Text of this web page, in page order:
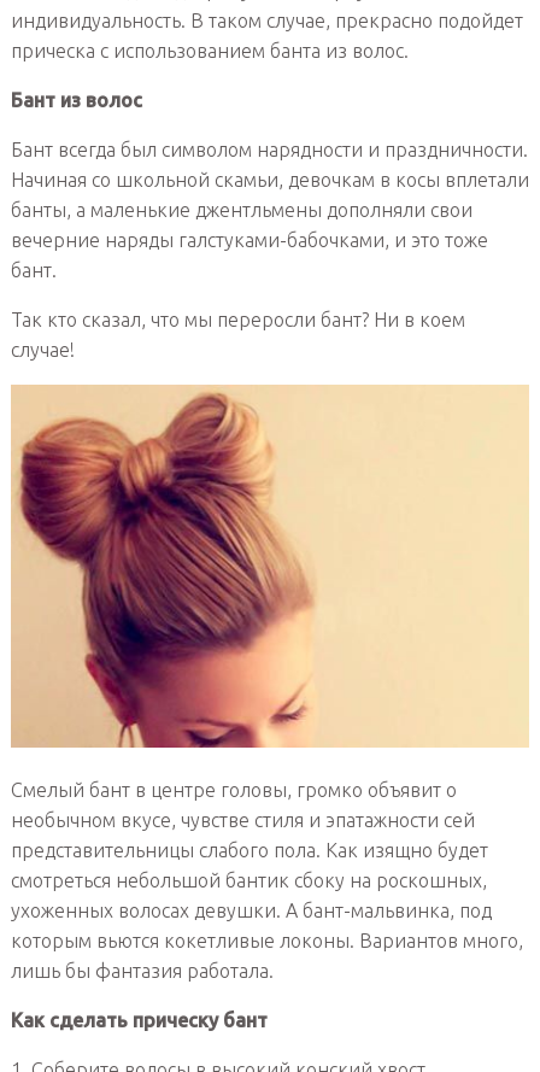
индивидуальность. В таком случае, прекрасно подойдет
прическа с использованием банта из волос.
Бант из волос
Бант всегда был символом нарядности и праздничности.
Начиная со школьной скамьи, девочкам в косы вплетали
банты, а маленькие джентльмены дополняли свои
вечерние наряды галстуками-бабочками, и это тоже
бант.
Так кто сказал, что мы переросли бант? Ни в коем
случае!
Смелый бант в центре головы, громко объявит о
необычном вкусе, чувстве стиля и эпатажности сей
представительницы слабого пола. Как изящно будет
смотреться небольшой бантик сбоку на роскошных,
ухоженных волосах девушки. А бант-мальвинка, под
которым вьются кокетливые локоны. Вариантов много,
лишь бы фантазия работала.
Как сделать прическу бант